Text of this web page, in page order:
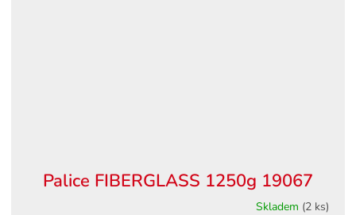
Palice FIBERGLASS 1250g 19067
Skladem (2 ks)